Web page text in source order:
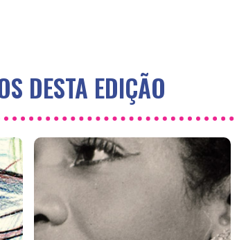
DESTA EDIÇÃO